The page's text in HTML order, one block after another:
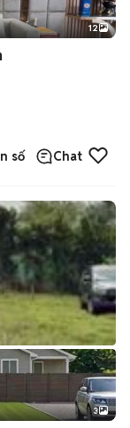
+2
12
số Chat
3